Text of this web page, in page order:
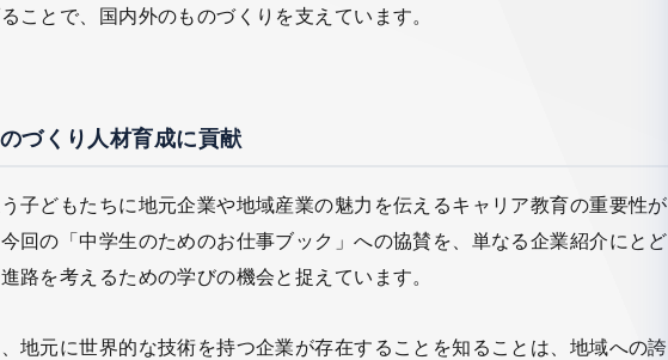
ことで、国内外のものづくりを支えています。
づくり人材育成に貢献
子どもたちに地元企業や地域産業の魅力を伝えるキャリア教育の重要性が
回の「中学生のためのお仕事ブック」への協賛を、単なる企業紹介にとど
路を考えるための学びの機会と捉えています。
地元に世界的な技術を持つ企業が存在することを知ることは、地域への誇